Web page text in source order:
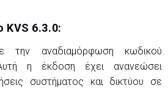
KVS 6.3.0:
την αναδιαμόρφωση κωδικού
η έκδοση έχει ανανεώσει
συστήματος και δικτύου σε